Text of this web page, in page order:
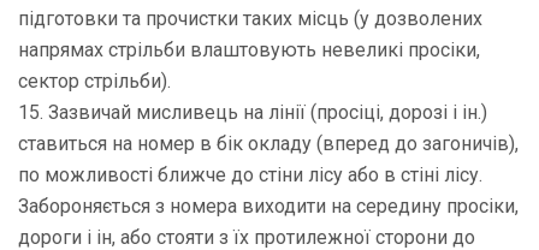
підготовки та прочистки таких місць (у дозволених
напрямах стрільби влаштовують невеликі просіки,
сектор стрільби).
15. Зазвичай мисливець на лінії (просіці, дорозі і ін.)
ставиться на номер в бік окладу (вперед до загоничів),
по можливості ближче до стіни лісу або в стіні лісу.
Забороняється з номера виходити на середину просіки,
дороги і ін, або стояти з їх протилежної сторони до